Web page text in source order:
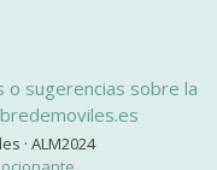
sugerencias sobre la
· ALM2024